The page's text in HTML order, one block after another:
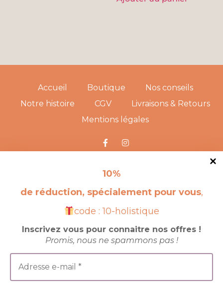
10%
de réduction, spécialement pour vous,
code : 10-holistique
Inscrivez vous pour connaitre nos offres !
Promis, nous ne spammons pas !
Accueil Boutique
Nos conseils
Notre histoire
CGV
Livraisons & Retours
Mentions légales
RENDEZ-NOUS VISITE !